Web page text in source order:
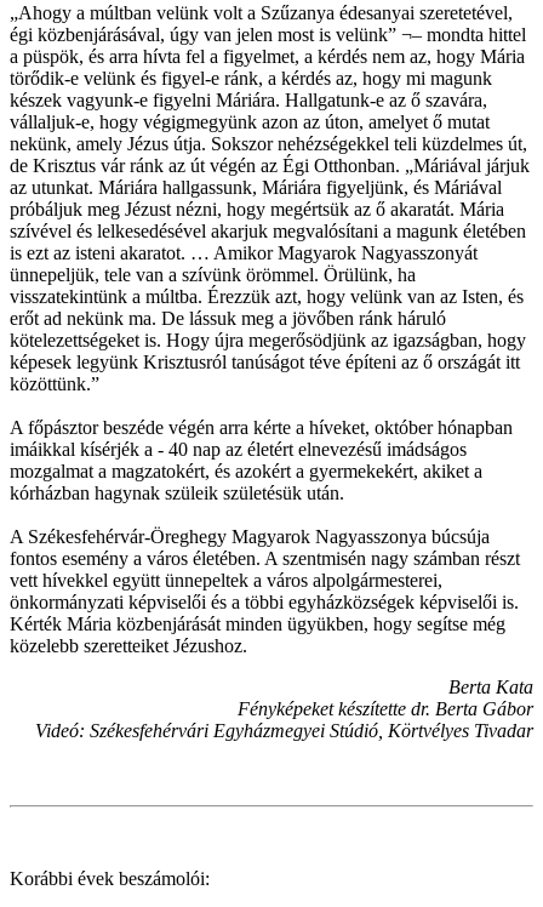
„Ahogy a múltban velünk volt a Szűzanya édesanyai szeretetével,
égi közbenjárásával, úgy van jelen most is velünk” ¬– mondta hittel
a püspök, és arra hívta fel a figyelmet, a kérdés nem az, hogy Mária
törődik-e velünk és figyel-e ránk, a kérdés az, hogy mi magunk
készek vagyunk-e figyelni Máriára. Hallgatunk-e az ő szavára,
vállaljuk-e, hogy végigmegyünk azon az úton, amelyet ő mutat
nekünk, amely Jézus útja. Sokszor nehézségekkel teli küzdelmes út,
de Krisztus vár ránk az út végén az Égi Otthonban. „Máriával járjuk
az utunkat. Máriára hallgassunk, Máriára figyeljünk, és Máriával
próbáljuk meg Jézust nézni, hogy megértsük az ő akaratát. Mária
szívével és lelkesedésével akarjuk megvalósítani a magunk életében
is ezt az isteni akaratot. … Amikor Magyarok Nagyasszonyát
ünnepeljük, tele van a szívünk örömmel. Örülünk, ha
visszatekintünk a múltba. Érezzük azt, hogy velünk van az Isten, és
erőt ad nekünk ma. De lássuk meg a jövőben ránk háruló
kötelezettségeket is. Hogy újra megerősödjünk az igazságban, hogy
képesek legyünk Krisztusról tanúságot téve építeni az ő országát itt
közöttünk.”
A főpásztor beszéde végén arra kérte a híveket, október hónapban
imáikkal kísérjék a - 40 nap az életért elnevezésű imádságos
mozgalmat a magzatokért, és azokért a gyermekekért, akiket a
kórházban hagynak szüleik születésük után.
A Székesfehérvár-Öreghegy Magyarok Nagyasszonya búcsúja
fontos esemény a város életében. A szentmisén nagy számban részt
vett hívekkel együtt ünnepeltek a város alpolgármesterei,
önkormányzati képviselői és a többi egyházközségek képviselői is.
Kérték Mária közbenjárását minden ügyükben, hogy segítse még
közelebb szeretteiket Jézushoz.
Berta Kata
Fényképeket készítette dr. Berta Gábor
Videó: Székesfehérvári Egyházmegyei Stúdió, Körtvélyes Tivadar
Korábbi évek beszámolói: